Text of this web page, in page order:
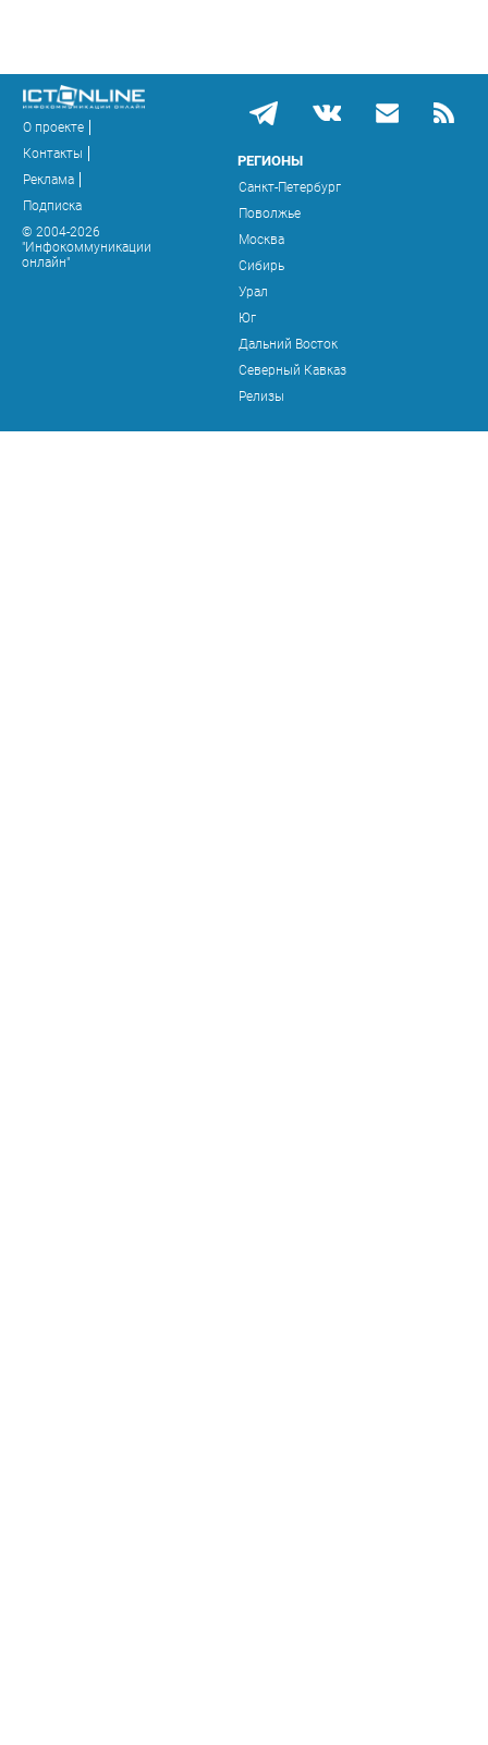
О проекте
Контакты
Реклама
Подписка
© 2004-2026
"Инфокоммуникации
онлайн"
РЕГИОНЫ
Санкт-Петербург
Поволжье
Москва
Сибирь
Урал
Юг
Дальний Восток
Северный Кавказ
Релизы